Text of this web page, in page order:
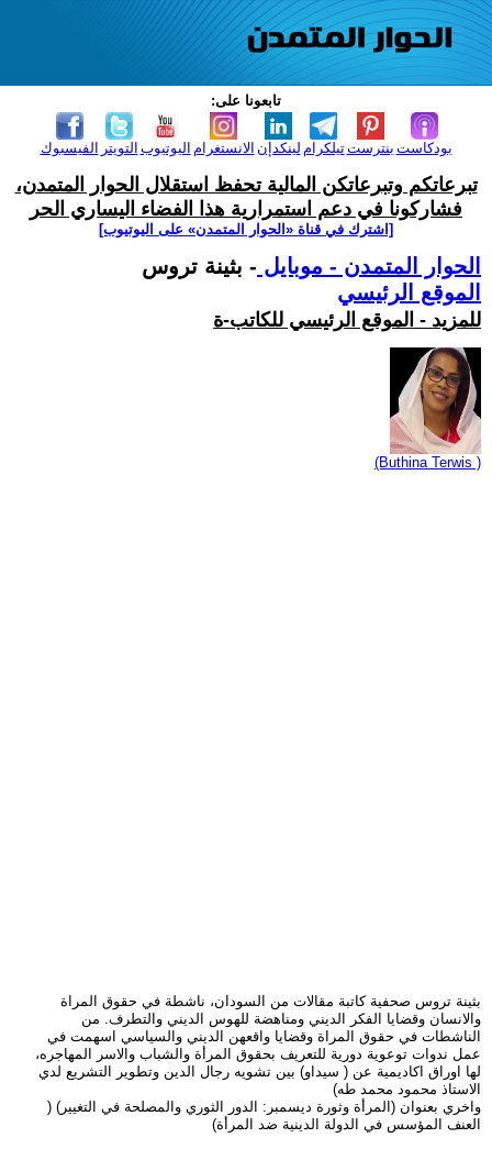
تابعونا على:
الفيسبوك التويتر اليوتيوب الانستغرام لينكدإن تيلكرامبنترست بودكاست
تبرعاتكم وتبرعاتكن المالية تحفظ استقلال الحوار المتمدن،
فشاركونا في دعم استمرارية هذا الفضاء اليساري الحر
[اشترك في قناة ‫«الحوار المتمدن» على اليوتيوب]
الحوار المتمدن - موبايل - بثينة تروس
الموقع الرئيسي
للمزيد - الموقع الرئيسي للكاتب-ة
(Buthina Terwis )
بثينة تروس صحفية كاتبة مقالات من السودان، ناشطة في حقوق المراة
والانسان وقضايا الفكر الديني ومناهضة للهوس الديني والتطرف. من
الناشطات في حقوق المراة وقضايا واقعهن الديني والسياسي اسهمت في
عمل ندوات توعوية دورية للتعريف بحقوق المرأة والشباب والاسر المهاجره،
لها اوراق اكاديمية عن ( سيداو) بين تشويه رجال الدين وتطوير التشريع لدي
الاستاذ محمود محمد طه)
واخري بعنوان (المرأة وثورة ديسمبر: الدور الثوري والمصلحة في التغيير) (
العنف المؤسس في الدولة الدينية ضد المرأة)